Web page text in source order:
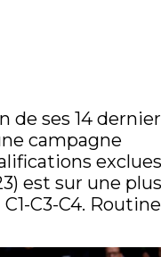
de ses 14
campagne
est sur une plus